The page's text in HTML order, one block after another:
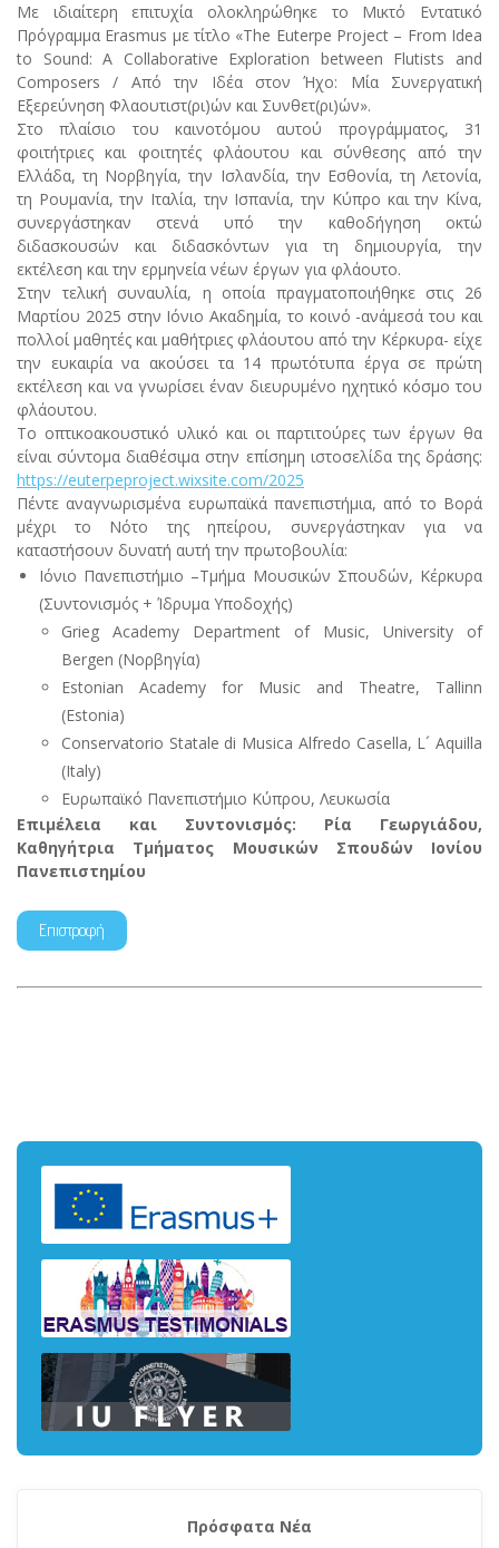
Με ιδιαίτερη επιτυχία ολοκληρώθηκε το Μικτό Εντατικό
Πρόγραμμα Erasmus με τίτλο «The Euterpe Project – From Idea
to Sound: A Collaborative Exploration between Flutists and
Composers / Από την Ιδέα στον Ήχο: Μία Συνεργατική
Εξερεύνηση Φλαουτιστ(ρι)ών και Συνθετ(ρι)ών».
Στο πλαίσιο του καινοτόμου αυτού προγράμματος, 31
φοιτήτριες και φοιτητές φλάουτου και σύνθεσης από την
Ελλάδα, τη Νορβηγία, την Ισλανδία, την Εσθονία, τη Λετονία,
τη Ρουμανία, την Ιταλία, την Ισπανία, την Κύπρο και την Κίνα,
συνεργάστηκαν στενά υπό την καθοδήγηση οκτώ
διδασκουσών και διδασκόντων για τη δημιουργία, την
εκτέλεση και την ερμηνεία νέων έργων για φλάουτο.
Στην τελική συναυλία, η οποία πραγματοποιήθηκε στις 26
Μαρτίου 2025 στην Ιόνιο Ακαδημία, το κοινό -ανάμεσά του και
πολλοί μαθητές και μαθήτριες φλάουτου από την Κέρκυρα- είχε
την ευκαιρία να ακούσει τα 14 πρωτότυπα έργα σε πρώτη
εκτέλεση και να γνωρίσει έναν διευρυμένο ηχητικό κόσμο του
φλάουτου.
Το οπτικοακουστικό υλικό και οι παρτιτούρες των έργων θα
είναι σύντομα διαθέσιμα στην επίσημη ιστοσελίδα της δράσης:
https://euterpeproject.wixsite.com/2025
Πέντε αναγνωρισμένα ευρωπαϊκά πανεπιστήμια, από το Βορά
μέχρι το Νότο της ηπείρου, συνεργάστηκαν για να
καταστήσουν δυνατή αυτή την πρωτοβουλία:
Ιόνιο Πανεπιστήμιο –Τμήμα Μουσικών Σπουδών, Κέρκυρα
(Συντονισμός + Ίδρυμα Υποδοχής)
Grieg Academy Department of Music, University of
Bergen (Νορβηγία)
Estonian Academy for Music and Theatre, Tallinn
(Estonia)
Conservatorio Statale di Musica Alfredo Casella, L´ Aquilla
(Italy)
Ευρωπαϊκό Πανεπιστήμιο Κύπρου, Λευκωσία
Επιμέλεια και Συντονισμός: Ρία Γεωργιάδου,
Καθηγήτρια Τμήματος Μουσικών Σπουδών Ιονίου
Πανεπιστημίου
Επιστροφή
Πρόσφατα Νέα